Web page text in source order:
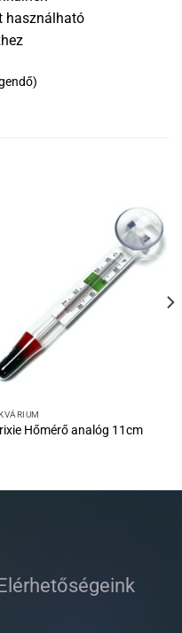
használható
Hőmérő analóg 11cm